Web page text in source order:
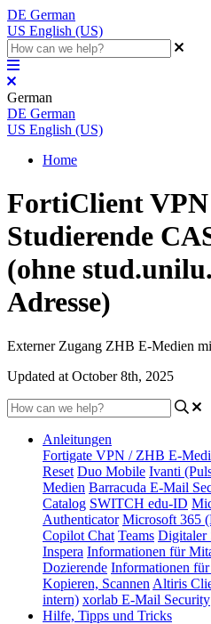
DE German
US English (US)
German
DE German
US English (US)
Home
FortiClient
Studierende
(ohne
Adresse)
Externer Zugang ZHB E-Medien
Updated at October 8th, 2025
Anleitungen
Fortigate VPN / ZHB E-
Reset Duo Mobile Ivanti
Medien Barracuda E-Mail
Catalog SWITCH edu-ID
Authenticator Microsoft 365
Copilot Chat Teams Digitaler
Inspera Informationen für
Dozierende Informationen
Kopieren, Scannen Altiris
intern) xorlab E-Mail Security
Hilfe, Tipps und Tricks